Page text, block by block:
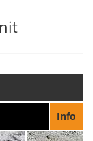
Info